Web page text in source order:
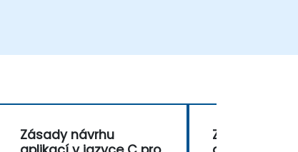
Zásady návrhu
Zásady